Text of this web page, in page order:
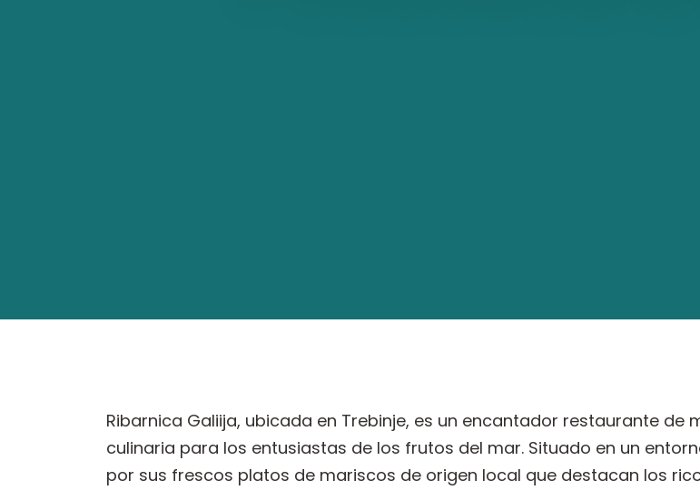
Ribarnica Galiija, ubicada en Trebinje, es un encantador restaurante
culinaria para los entusiastas de los frutos del mar. Situado en un
por sus frescos platos de mariscos de origen local que destacan los